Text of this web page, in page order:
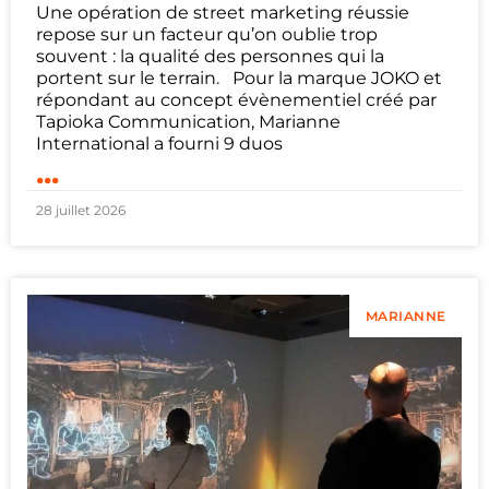
Une opération de street marketing réussie
repose sur un facteur qu’on oublie trop
souvent : la qualité des personnes qui la
portent sur le terrain. Pour la marque JOKO et
répondant au concept évènementiel créé par
Tapioka Communication, Marianne
International a fourni 9 duos
...
28 juillet 2026
MARIANNE